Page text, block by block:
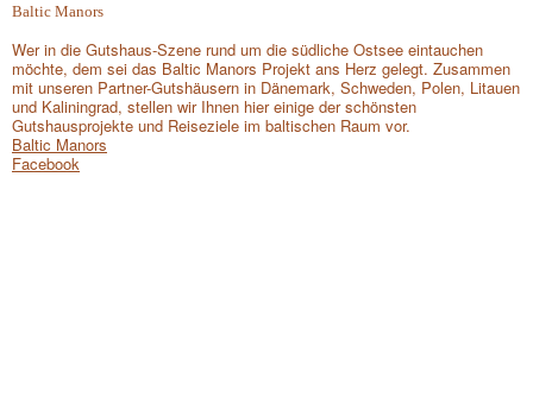
Baltic Manors
Wer in die Gutshaus-Szene rund um die südliche Ostsee eintauchen
möchte, dem sei das Baltic Manors Projekt ans Herz gelegt. Zusammen
mit unseren Partner-Gutshäusern in Dänemark, Schweden, Polen, Litauen
und Kaliningrad, stellen wir Ihnen hier einige der schönsten
Gutshausprojekte und Reiseziele im baltischen Raum vor.
Baltic Manors
Facebook